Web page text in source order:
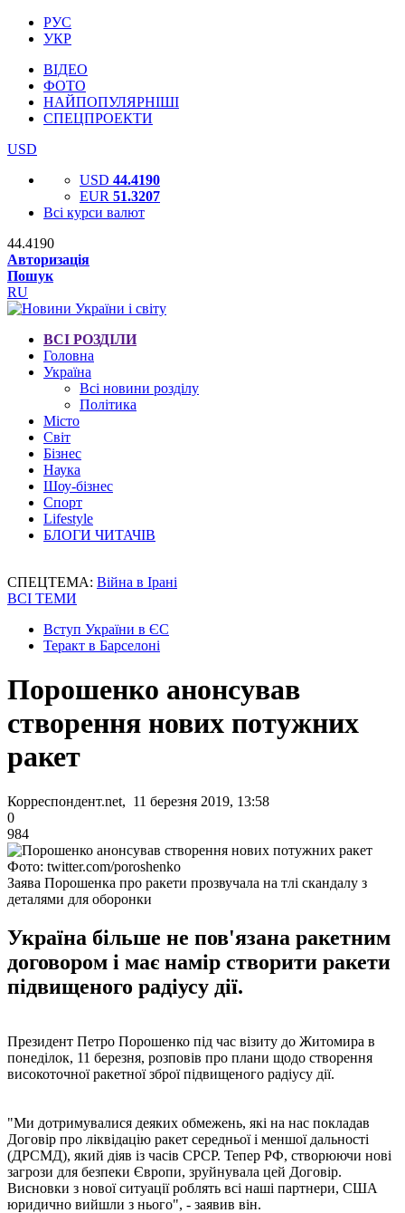
РУС
УКР
ВІДЕО
ФОТО
НАЙПОПУЛЯРНІШІ
СПЕЦПРОЕКТИ
USD
USD 44.4190
EUR 51.3207
Всі курси валют
44.4190
Авторизація
Пошук
RU
ВСІ РОЗДІЛИ
Головна
Україна
Всі новини розділу
Політика
Місто
Світ
Бізнес
Наука
Шоу-бізнес
Спорт
Lifestyle
БЛОГИ ЧИТАЧІВ
СПЕЦТЕМА: Війна в Ірані
ВСІ ТЕМИ
Вступ України в ЄС
Теракт в Барселоні
Порошенко анонсував
створення нових потужних
ракет
Корреспондент.net, 11 березня 2019, 13:58
0
984
Фото: twitter.com/poroshenko
Заява Порошенка про ракети прозвучала на тлі скандалу з
деталями для оборонки
Україна більше не пов'язана ракетним
договором і має намір створити ракети
підвищеного радіусу дії.
Президент Петро Порошенко під час візиту до Житомира в
понеділок, 11 березня, розповів про плани щодо створення
високоточної ракетної зброї підвищеного радіусу дії.
"Ми дотримувалися деяких обмежень, які на нас покладав
Договір про ліквідацію ракет середньої і меншої дальності
(ДРСМД), який діяв із часів СРСР. Тепер РФ, створюючи нові
загрози для безпеки Європи, зруйнувала цей Договір.
Висновки з нової ситуації роблять всі наші партнери, США
юридично вийшли з нього", - заявив він.